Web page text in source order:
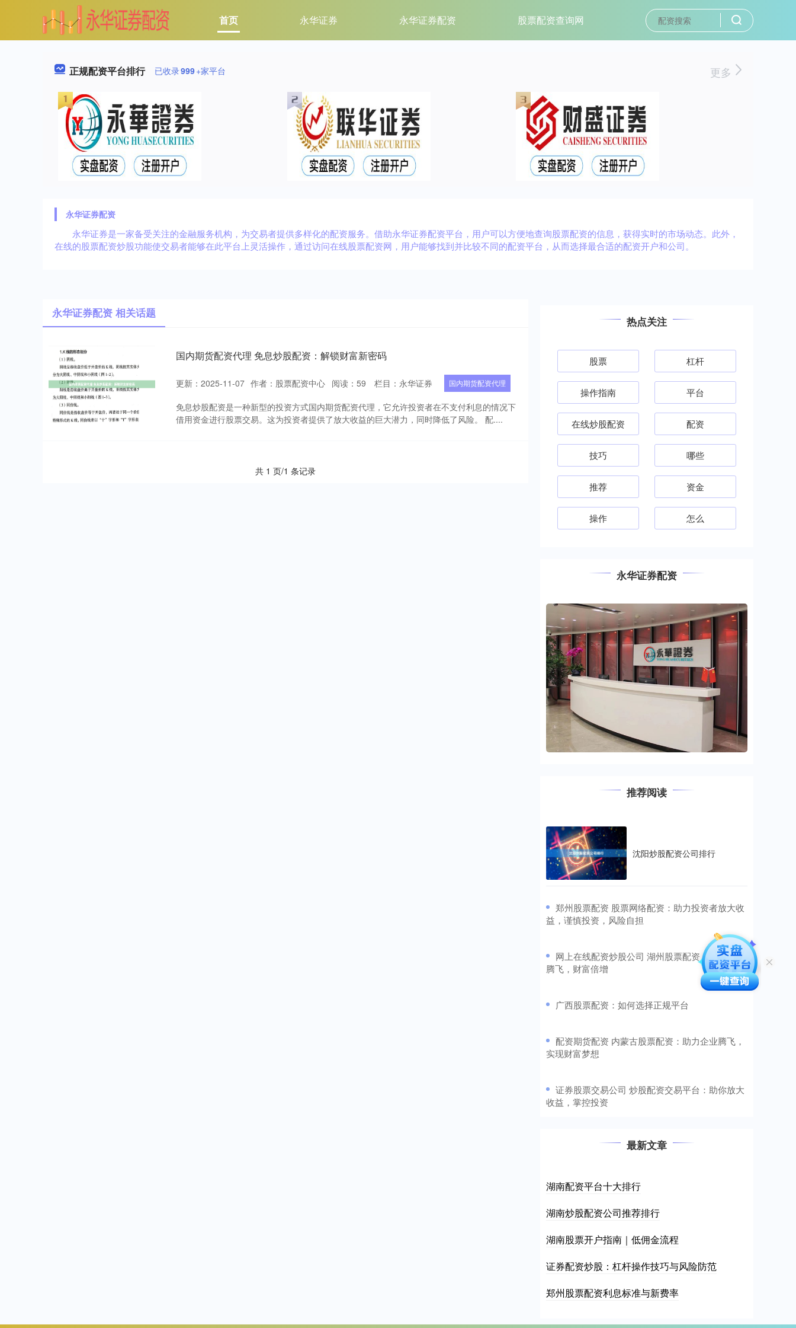
首页 永华证券 永华证券配资 股票配资查询网
正规配资平台排行 已收录999+家平台 更多
永华证券配资
永华证券是一家备受关注的金融服务机构，为交易者提供多样化的配资服务。借助永华证券配资平台，用户可以方便地查询股票配资的信息，获得实时的市场动态。此外，
在线的股票配资炒股功能使交易者能够在此平台上灵活操作，通过访问在线股票配资网，用户能够找到并比较不同的配资平台，从而选择最合适的配资开户和公司。
永华证券配资 相关话题
国内期货配资代理 免息炒股配资：解锁财富新密码
更新：2025-11-07 作者：股票配资中心 阅读： 59 栏目： 永华证券 国内期货配资代理
免息炒股配资是一种新型的投资方式国内期货配资代理，它允许投资者在不支付利息的情况下
借用资金进行股票交易。这为投资者提供了放大收益的巨大潜力，同时降低了风险。 配....
共 1 页/1 条记录
热点关注
股票 杠杆
操作指南 平台
在线炒股配资 配资
技巧 哪些
推荐 资金
操作 怎么
永华证券配资
推荐阅读
沈阳炒股配资公司排行
​郑州股票配资 股票网络配资：助力投资者放大收
益，谨慎投资，风险自担
​网上在线配资炒股公司 湖州股票配资：助您投资
腾飞，财富倍增
​广西股票配资：如何选择正规平台
​配资期货配资 内蒙古股票配资：助力企业腾飞，
实现财富梦想
​证券股票交易公司 炒股配资交易平台：助你放大
收益，掌控投资
最新文章
湖南配资平台十大排行
湖南炒股配资公司推荐排行
湖南股票开户指南｜低佣金流程
证券配资炒股：杠杆操作技巧与风险防范
郑州股票配资利息标准与新费率